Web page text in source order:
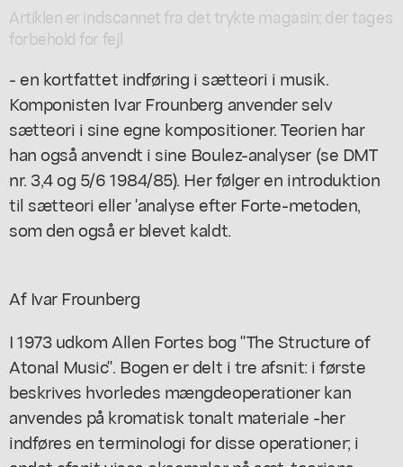
Artiklen er indscannet fra det trykte magasin; der tages
forbehold for fejl
- en kortfattet indføring i sætteori i musik.
Komponisten Ivar Frounberg anvender selv
sætteori i sine egne kompositioner. Teorien har
han også anvendt i sine Boulez-analyser (se DMT
nr. 3,4 og 5/6 1984/85). Her følger en introduktion
til sætteori eller 'analyse efter Forte-metoden,
som den også er blevet kaldt.
Af Ivar Frounberg
I 1973 udkom Allen Fortes bog "The Structure of
Atonal Music". Bogen er delt i tre afsnit: i første
beskrives hvorledes mængdeoperationer kan
anvendes på kromatisk tonalt materiale -her
indføres en terminologi for disse operationer; i